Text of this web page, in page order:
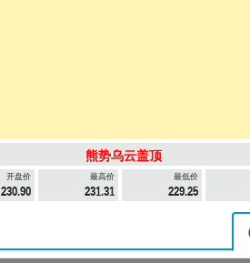
熊势乌云盖顶
开盘价
230.90
最高价
231.31
最低价
229.25